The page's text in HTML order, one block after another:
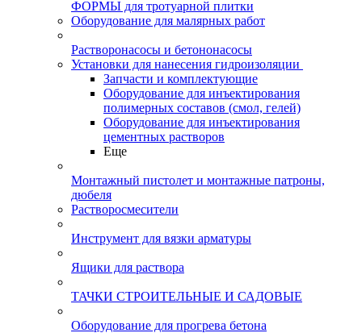
ФОРМЫ для тротуарной плитки
Оборудование для малярных работ
Растворонасосы и бетононасосы
Установки для нанесения гидроизоляции
Запчасти и комплектующие
Оборудование для инъектирования
полимерных составов (смол, гелей)
Оборудование для инъектирования
цементных растворов
Еще
Монтажный пистолет и монтажные патроны,
дюбеля
Растворосмесители
Инструмент для вязки арматуры
Ящики для раствора
ТАЧКИ СТРОИТЕЛЬНЫЕ И САДОВЫЕ
Оборудование для прогрева бетона